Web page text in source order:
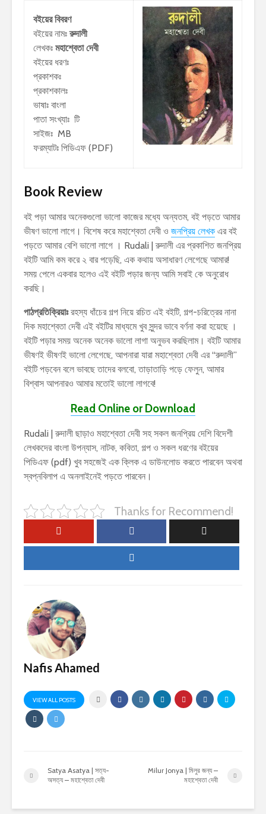
বইয়ের বিবরণ
বইয়ের নামঃরুদালী
লেখকঃ মহাশ্বেতা দেবী
বইয়ের ধরণঃ
প্রকাশকঃ
প্রকাশকালঃ
ভাষাঃ বাংলা
পাতা সংখ্যাঃ টি
সাইজঃ MB
ফরম্যাটঃ পিডিএফ (PDF)
Book Review
বই পড়া আমার অনেকগুলো ভালো কাজের মধ্যে অন্যতম, বই পড়তে আমার
ভীষণ ভালো লাগে। বিশেষ করে মহাশ্বেতা দেবী ও জনপ্রিয় লেখক এর বই
পড়তে আমার বেশি ভালো লাগে । Rudali | রুদালী এর প্রকাশিত জনপ্রিয়
বইটি আমি কম করে ২ বার পড়েছি, এক কথায় অসাধারণ লেগেছে আমার!
সময় পেলে একবার হলেও এই বইটি পড়ার জন্য আমি সবাই কে অনুরোধ
করছি।
পাঠপ্রতিক্রিয়াঃরহস্য ধাঁচের গল্প নিয়ে রচিত এই বইটি, গল্প-চরিত্রের নানা
দিক মহাশ্বেতা দেবী এই বইটির মাধ্যমে খুব সুন্দর ভাবে বর্ণনা করা হয়েছে ।
বইটি পড়ার সময় অনেক অনেক ভালো লাগা অনুভব করছিলাম। বইটি আমার
ভীষণই ভীষণই ভালো লেগেছে, আপনারা যারা মহাশ্বেতা দেবী এর “রুদালী”
বইটি পড়বেন বলে ভাবছে তাদের বলবো, তাড়াতাড়ি পড়ে ফেলুন, আমার
বিশ্বাস আপনারও আমার মতোই ভালো লাগবে!
Read Online or Download
Rudali | রুদালী ছাড়াও মহাশ্বেতা দেবী সহ সকল জনপ্রিয় দেশি বিদেশী
লেখকদের বাংলা উপন্যাস, নাটক, কবিতা, গল্প ও সকল ধরণের বইয়ের
পিডিএফ (pdf) খুব সহজেই এক ক্লিক এ ডাউনলোড করতে পারবেন অথবা
স্বপ্নবিলাপ এ অনলাইনেই পড়তে পারবেন।
Thanks for Recommend!
Nafis Ahamed
VIEW ALL POSTS
Satya Asatya | সত্য-
অসত্য – মহাশ্বেতা দেবী
Milur Jonya | মিলুর জন্য –
মহাশ্বেতা দেবী